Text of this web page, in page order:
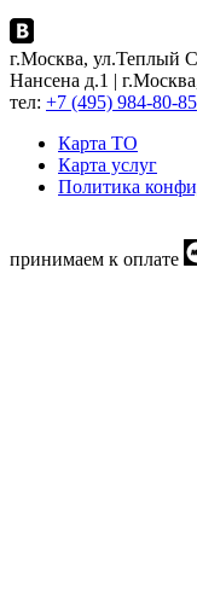
г.Москва, ул.Теплый
Нансена д.1 |
тел: +7 (495) 984-80-85
Карта ТO
Карта услуг
Политика
принимаем к оплате